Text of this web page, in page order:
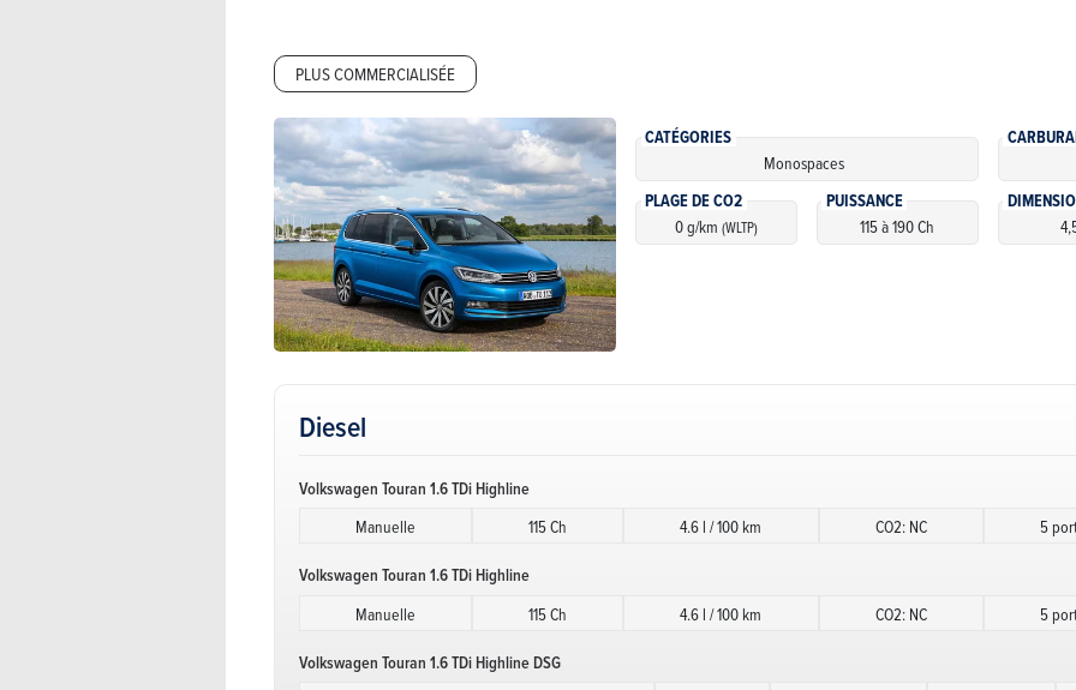
PLUS COMMERCIALISÉE
CATÉGORIES
Monospaces
PLAGE DE CO2
0 g/km(WLTP)
PUISSANCE
115 à 190 Ch
Diesel
Volkswagen Touran 1.6 TDi Highline
Manuelle 115 Ch 4.6 l / 100 km CO2: NC 5
Volkswagen Touran 1.6 TDi Highline
Manuelle 115 Ch 4.6 l / 100 km CO2: NC 5
Volkswagen Touran 1.6 TDi Highline DSG